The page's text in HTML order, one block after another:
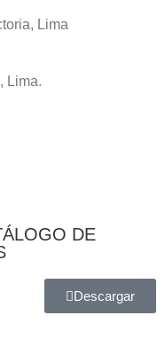
Lima
Lima.
DE
Descargar